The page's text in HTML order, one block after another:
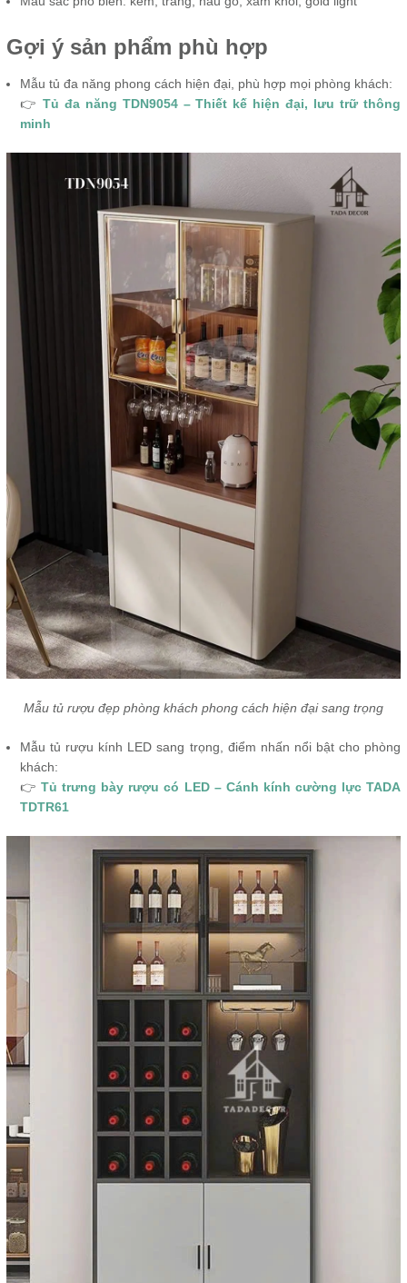
Gợi ý sản phẩm phù hợp
Mẫu tủ đa năng phong cách hiện đại, phù hợp mọi phòng khách:
👉 Tủ đa năng TDN9054 – Thiết kế hiện đại, lưu trữ thông
minh
Mẫu tủ rượu đẹp phòng khách phong cách hiện đại sang trọng
Mẫu tủ rượu kính LED sang trọng, điểm nhấn nổi bật cho phòng
khách:
👉Tủ trưng bày rượu có LED – Cánh kính cường lực TADA
TDTR61